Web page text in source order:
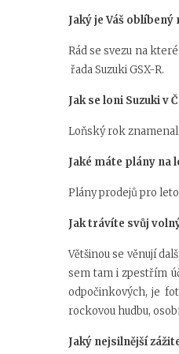
Jaký je Váš oblíbený
Rád se svezu na
řada Suzuki GSX-R.
Jak se loni Suzuki v
Loňský rok
Jaké máte plány na
Plány prodejů pro
Jak trávíte svůj
Většinou se věnují
sem tam i zpestřím
odpočinkových, je
rockovou hudbu,
Jaký nejsilnější